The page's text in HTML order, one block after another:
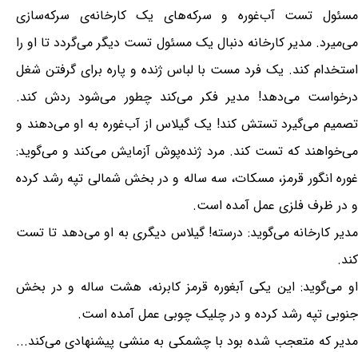
مسئول تست آب‌غوره و سرکه‌های یک کارخانه‌ی سرکه‌سازی
می‌میرد. مدیر کارخانه دنبال یک مسئول تست دیگر می‌گردد تا او را
استخدام کند. یک فرد مست با لباس ژنده و پاره برای گرفتن شغل
درخواست می‌دهد! مدیر فکر می‌کند چطور می‌شود ردش کند.
تصمیم می‌گیرد تستش کند! یک گیلاس از آب‌غوره به او می‌دهند و
می‌خواهند که تست کند. مرد ژنده‌پوش آزمایش می‌کند و می‌گوید:
غوره انگور قرمز، مسکات، سه ساله و در بخش شمالی تپه رشد کرده
و در ظرف فلزی عمل آمده است.
مدیر کارخانه می‌گوید: درسته! گیلاس دیگری به او می‌دهد تا تست
کند.
او می‌گوید: این یکی آبغوره قرمز کابرنه، هشت ساله و در بخش
جنوبی تپه رشد کرده و در چلیک چوبی عمل آمده است.
مدیر که متعجب شده بود با چشمکی به منشی پیشنهادی می‌کند...